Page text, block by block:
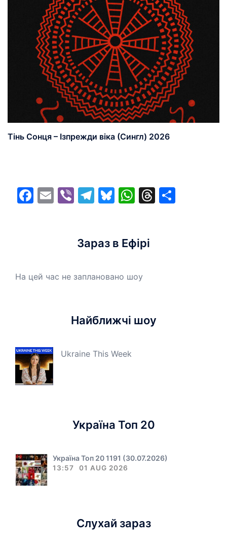
Тінь Сонця – Ізпрежди віка (Сингл) 2026
Facebook
EmailViberTelegram
Bluesky
WhatsApp
Threads
Зараз в Ефірі
На цей час не заплановано шоу
Найближчі шоу
Ukraine This Week
Україна Топ 20
Україна Топ 20 1191 (30.07.2026)
13:57 01 AUG 2026
Слухай зараз